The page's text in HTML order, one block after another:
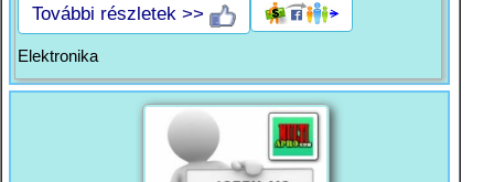
További részletek >>
Elektronika